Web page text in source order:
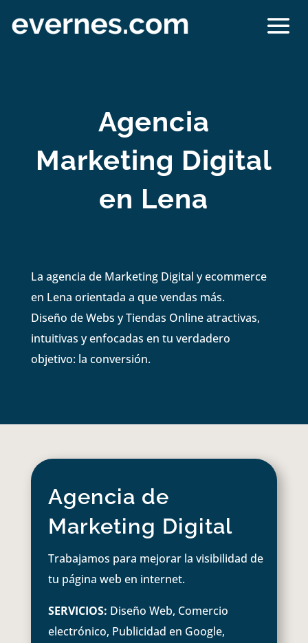
Agencia
Marketing Digital
en Lena
La agencia de Marketing Digital y ecommerce
en Lena orientada a que vendas más.
Diseño de Webs y Tiendas Online atractivas,
intuitivas y enfocadas en tu verdadero
objetivo: la conversión.
Agencia de
Marketing Digital
Trabajamos para mejorar la visibilidad de
tu página web en internet.
SERVICIOS: Diseño Web, Comercio
electrónico, Publicidad en Google,